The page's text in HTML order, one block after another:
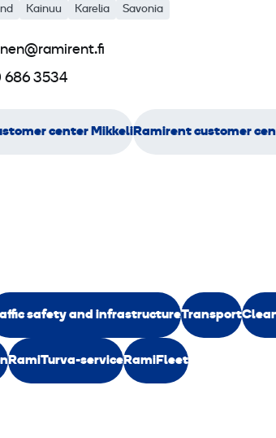
Kainuu Karelia Savonia
686 3534
center MikkeliRamirent customer
safety and infrastructureTransport
RamiTurva-serviceRamiFleet